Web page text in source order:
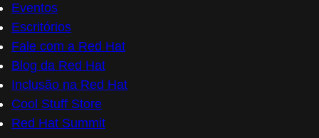
Eventos
Escritórios
Fale com a Red Hat
Blog da Red Hat
Inclusão na Red Hat
Cool Stuff Store
Red Hat Summit